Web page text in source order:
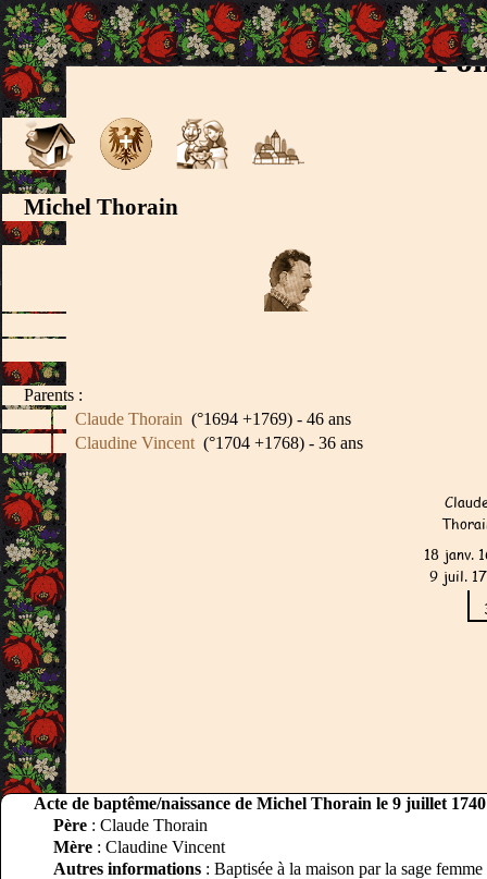
Michel Thorain
Parents :
Claude Thorain (°1694 +1769) - 46 ans
Claudine Vincent (°1704 +1768) - 36 ans
Acte de baptême/naissance de Michel Thorain le 9 juillet 1740
Père : Claude Thorain
Mère : Claudine Vincent
Autres informations : Baptisée à la maison par la sage